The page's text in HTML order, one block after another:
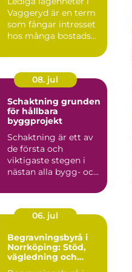
Vaggeryd är en term
som fångar intresset
hos många bostads...
08. jul
Schaktning grunden
för hållbara
byggprojekt
Schaktning är ett av
de första och
viktigaste stegen i
nästan alla bygg- och
Uta...
06. jul
Begravningsbyrå i
Norrköping: Stöd,
vägledning och